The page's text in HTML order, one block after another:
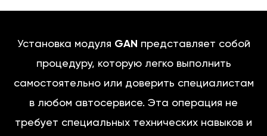
Установка модуля GAN представляет собой
процедуру, которую легко выполнить
самостоятельно или доверить специалистам
в любом автосервисе. Эта операция не
требует специальных технических навыков и